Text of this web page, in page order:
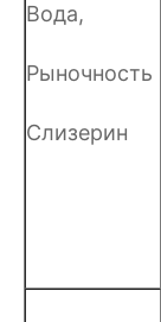
Вода,
Рыночность
Слизерин